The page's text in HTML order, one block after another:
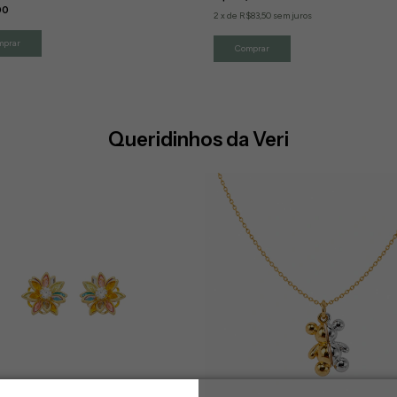
2 x de R$83,50 sem juros
Queridinhos da Veri